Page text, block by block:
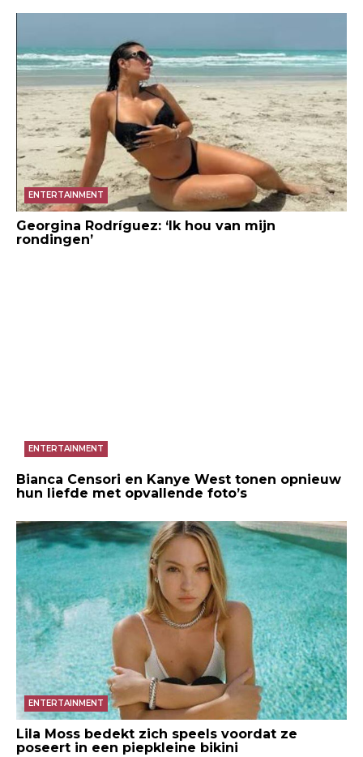
ENTERTAINMENT
Georgina Rodríguez: ‘Ik hou van mijn
rondingen’
ENTERTAINMENT
Bianca Censori en Kanye West tonen opnieuw
hun liefde met opvallende foto’s
ENTERTAINMENT
Lila Moss bedekt zich speels voordat ze
poseert in een piepkleine bikini